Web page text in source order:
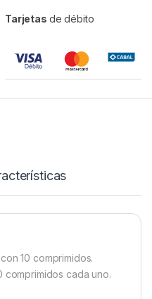
Tarjetas de débito
10 comprimidos.
comprimidos cada uno.